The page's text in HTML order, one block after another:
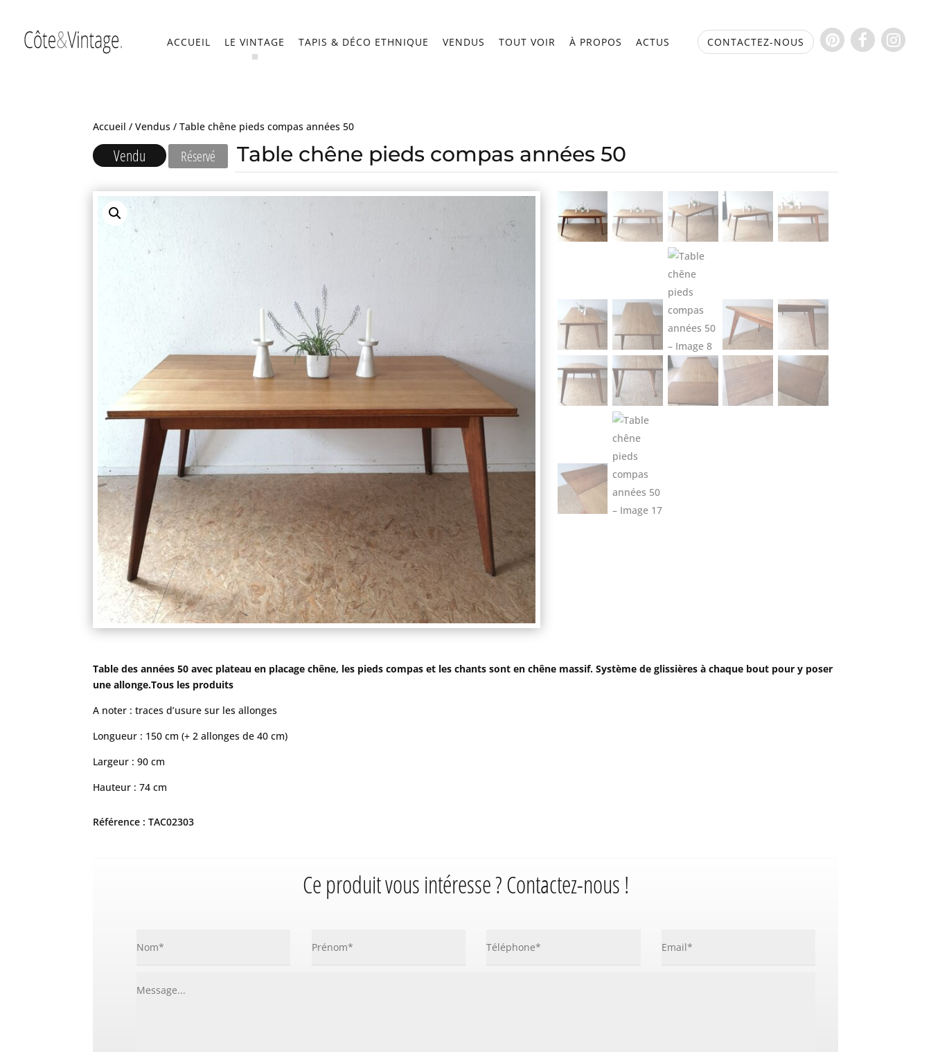
ACCUEIL LE VINTAGE TAPIS & DÉCO ETHNIQUE VENDUS TOUT VOIR À PROPOS ACTUS CONTACTEZ-NOUS
Accueil /Vendus / Table chêne pieds compas années 50
Vendu Réservé Table chêne pieds compas années 50
Table des années 50 avec plateau en placage chêne, les pieds compas et les chants sont en chêne massif. Système de glissières à chaque bout pour y poser
une allonge.Tous les produits
A noter : traces d’usure sur les allonges
Longueur : 150 cm (+ 2 allonges de 40 cm)
Largeur : 90 cm
Hauteur : 74 cm
Référence : TAC02303
Ce produit vous intéresse ? Contactez-nous !